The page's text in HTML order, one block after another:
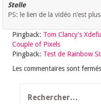
Stelle
PS: le lien de la vidéo n’est
Pingback: Tom Clancy's
Couple of Pixels
Pingback: Test de Rainbow
Les commentaires sont